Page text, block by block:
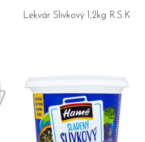
Lekvár Slivkový 1,2kg R.S.K